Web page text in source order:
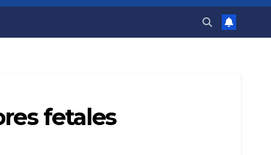
fetales